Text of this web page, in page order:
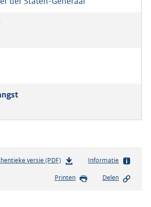
versie (PDF)b
s
Informatie
Printen Delen